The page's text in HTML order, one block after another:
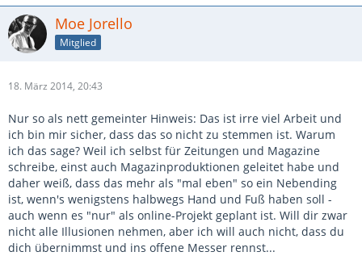
Moe Jorello
Mitglied
18. März 2014, 20:43
Nur so als nett gemeinter Hinweis: Das ist irre viel Arbeit und
ich bin mir sicher, dass das so nicht zu stemmen ist. Warum
ich das sage? Weil ich selbst für Zeitungen und Magazine
schreibe, einst auch Magazinproduktionen geleitet habe und
daher weiß, dass das mehr als "mal eben" so ein Nebending
ist, wenn's wenigstens halbwegs Hand und Fuß haben soll -
auch wenn es "nur" als online-Projekt geplant ist. Will dir zwar
nicht alle Illusionen nehmen, aber ich will auch nicht, dass du
dich übernimmst und ins offene Messer rennst...